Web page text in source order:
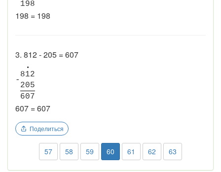
198
198 = 198
3. 812 - 205 = 607
•
-
812
205
607
607 = 607
Поделиться
57 58 59 60 61 62 63